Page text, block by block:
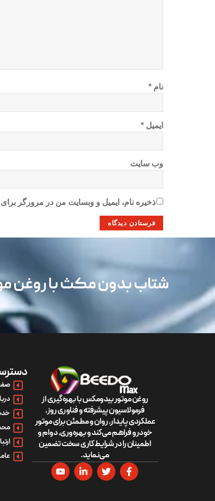
نام *
ایمیل *
وب‌ سایت
ذخیره نام، ایمیل و وبسایت من در مرورگر
شتاب بدون مکث با روغن
روغن موتور بیدومکس با بهره‌گیری از
فرمولاسیون پیشرفته و فناوری روز،
عملکردی پایدار، روان و مطمئن برای موتور
خودرو فراهم می‌کند و بهره‌وری، دوام و
اطمینان را در شرایط کاری سخت تضمین
می‌نماید.